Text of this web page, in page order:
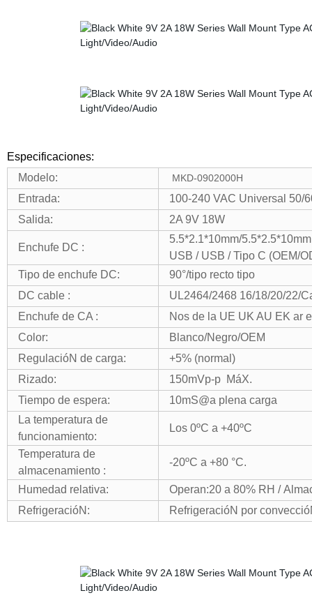
Especificaciones:
Modelo:
MKD-0902000H
Entrada:
100-240 VAC Universal 50/
Salida:
2A 9V 18W
Enchufe DC :
5.5*2.1*10mm/
USB / USB / Tipo C (OEM/
Tipo de enchufe DC:
90°/tipo recto tipo
DC cable :
UL2464/2468 16/18/20/22/
Enchufe de CA :
Nos de la UE UK AU EK ar
Color:
Blanco/Negro/OEM
RegulacióN de carga:
+5% (normal)
Rizado:
150mVp-p MáX.
Tiempo de espera:
10mS@a plena carga
La temperatura de
funcionamiento:
Los 0ºC a +40ºC
Temperatura de
almacenamiento :
-20ºC a +80 °C.
Humedad relativa:
Operan:20 a 80% RH /
RefrigeracióN:
RefrigeracióN por